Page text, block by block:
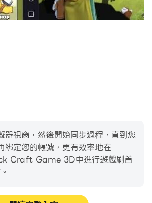
器視窗，然後開始同步過程，直到您
綁定您的帳號，更有效率地在
Craft Game 3D中進行遊戲刷首